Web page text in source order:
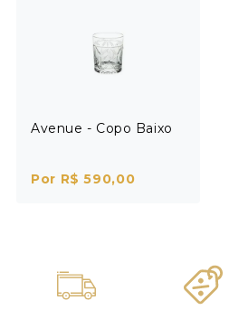
Avenue - Copo Baixo
Por R$ 590,00